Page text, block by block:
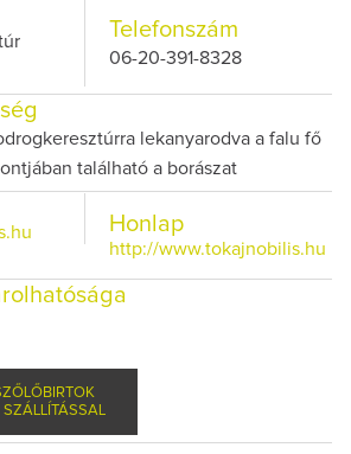
Telefonszám
06-20-391-8328
lekanyarodva a falu fő
található a borászat
Honlap
http://www.tokajnobilis.hu
SZÁLLÍTÁSSAL